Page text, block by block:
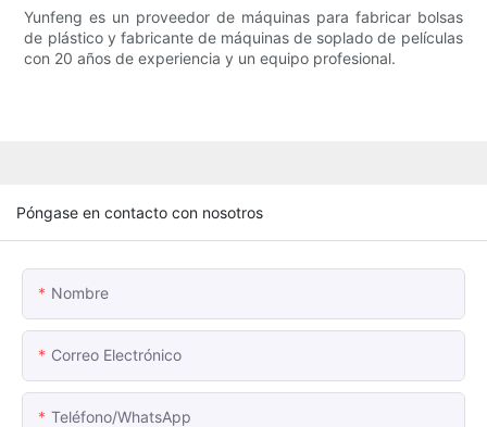
Yunfeng es un proveedor de máquinas para fabricar bolsas
de plástico y fabricante de máquinas de soplado de películas
con 20 años de experiencia y un equipo profesional.
Póngase en contacto con nosotros
Nombre
Correo Electrónico
Teléfono/WhatsApp